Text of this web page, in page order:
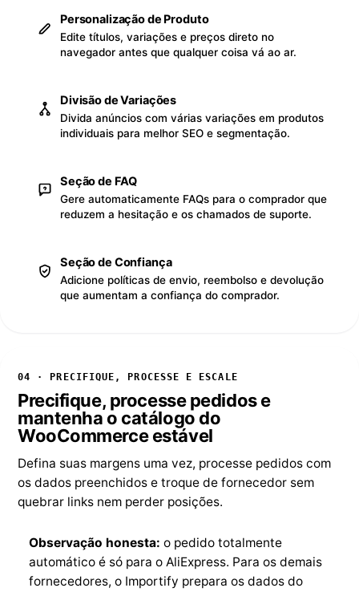
Personalização de Produto
Edite títulos, variações e preços direto no
navegador antes que qualquer coisa vá ao ar.
Divisão de Variações
Divida anúncios com várias variações em produtos
individuais para melhor SEO e segmentação.
Seção de FAQ
Gere automaticamente FAQs para o comprador que
reduzem a hesitação e os chamados de suporte.
Seção de Confiança
Adicione políticas de envio, reembolso e devolução
que aumentam a confiança do comprador.
04 · PRECIFIQUE, PROCESSE E ESCALE
Precifique, processe pedidos e
mantenha o catálogo do
WooCommerce estável
Defina suas margens uma vez, processe pedidos com
os dados preenchidos e troque de fornecedor sem
quebrar links nem perder posições.
Observação honesta: o pedido totalmente
automático é só para o AliExpress. Para os demais
fornecedores, o Importify prepara os dados do